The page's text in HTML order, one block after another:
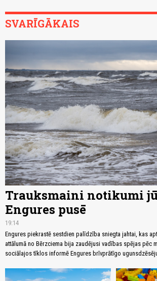
SVARĪGĀKAIS
Trauksmaini notikumi
Engures pusē
19:14
Engures piekrastē sestdien palīdzība sniegta jahtai, kas
attālumā no Bērzciema bija zaudējusi vadības spējas pēc
sociālajos tīklos informē Engures brīvprātīgo